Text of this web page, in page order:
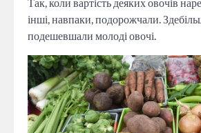
Так, коли вартість деяких овочів
інші, навпаки, подорожчали.
подешевшали молоді овочі.